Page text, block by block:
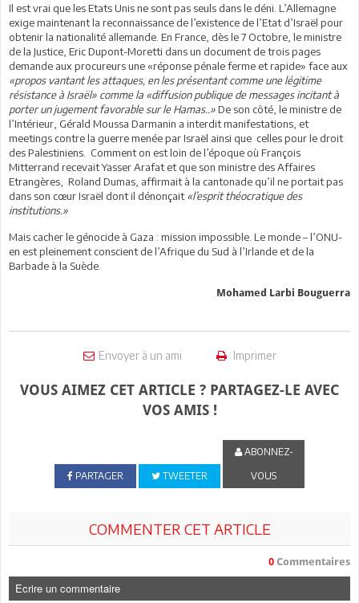
Il est vrai que les Etats Unis ne sont pas seuls dans le déni. L’Allemagne
exige maintenant la reconnaissance de l’existence de l’Etat d’Israël pour
obtenir la nationalité allemande. En France, dès le 7 Octobre, le ministre
de la Justice, Eric Dupont-Moretti dans un document de trois pages
demande aux procureurs une «réponse pénale ferme et rapide» face aux
«propos vantant les attaques, en les présentant comme une légitime
résistance à Israël» comme la «diffusion publique de messages incitant à
porter un jugement favorable sur le Hamas..»De son côté, le ministre de
l’Intérieur, Gérald Moussa Darmanin a interdit manifestations, et
meetings contre la guerre menée par Israël ainsi que celles pour le droit
des Palestiniens. Comment on est loin de l’époque où François
Mitterrand recevait Yasser Arafat et que son ministre des Affaires
Etrangères, Roland Dumas, affirmait à la cantonade qu’il ne portait pas
dans son cœur Israël dont il dénonçait«l’esprit théocratique des
institutions.»
Mais cacher le génocide à Gaza : mission impossible. Le monde – l’ONU-
en est pleinement conscient de l’Afrique du Sud à l’Irlande et de la
Barbade à la Suède.
Mohamed Larbi Bouguerra
Envoyer à un ami Imprimer
VOUS AIMEZ CET ARTICLE ? PARTAGEZ-LE AVEC
VOS AMIS !
PARTAGER TWEETER
ABONNEZ-
VOUS
COMMENTER CET ARTICLE
0 Commentaires
Ecrire un commentaire